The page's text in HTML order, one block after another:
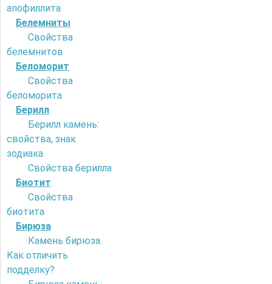
апофиллита
Белемниты
Свойства
белемнитов
Беломорит
Свойства
беломорита
Берилл
Берилл камень:
свойства, знак
зодиака
Свойства берилла
Биотит
Свойства
биотита
Бирюза
Камень бирюза.
Как отличить
подделку?